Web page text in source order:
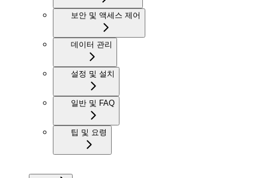
보안 및 액세스 제어
데이터 관리
설정 및 설치
일반 및 FAQ
팁 및 요령